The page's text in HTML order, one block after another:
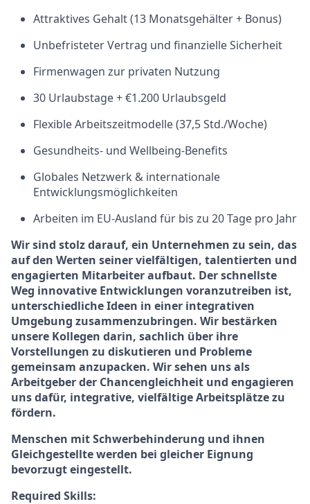
Attraktives Gehalt (13 Monatsgehälter + Bonus)
Unbefristeter Vertrag und finanzielle Sicherheit
Firmenwagen zur privaten Nutzung
30 Urlaubstage + €1.200 Urlaubsgeld
Flexible Arbeitszeitmodelle (37,5 Std./Woche)
Gesundheits- und Wellbeing-Benefits
Globales Netzwerk & internationale
Entwicklungsmöglichkeiten
Arbeiten im EU-Ausland für bis zu 20 Tage pro Jahr
Wir sind stolz darauf, ein Unternehmen zu sein, das
auf den Werten seiner vielfältigen, talentierten und
engagierten Mitarbeiter aufbaut. Der schnellste
Weg innovative Entwicklungen voranzutreiben ist,
unterschiedliche Ideen in einer integrativen
Umgebung zusammenzubringen. Wir bestärken
unsere Kollegen darin, sachlich über ihre
Vorstellungen zu diskutieren und Probleme
gemeinsam anzupacken. Wir sehen uns als
Arbeitgeber der Chancengleichheit und engagieren
uns dafür, integrative, vielfältige Arbeitsplätze zu
fördern.
Menschen mit Schwerbehinderung und ihnen
Gleichgestellte werden bei gleicher Eignung
bevorzugt eingestellt.
Required Skills: